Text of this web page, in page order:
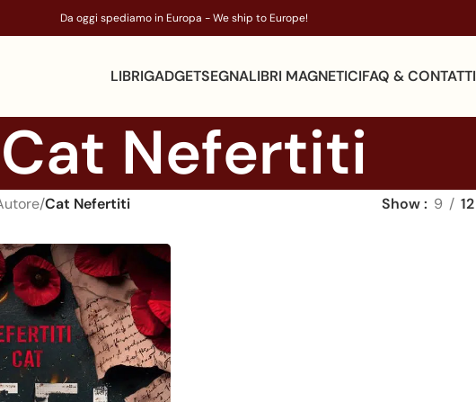
Da oggi spediamo in Europa - We ship to Europe!
LIBRIGADGETSEGNALIBRI MAGNETICIFAQ & CONTATTI
Cat Nefertiti
/Cat Nefertiti Show 9 12